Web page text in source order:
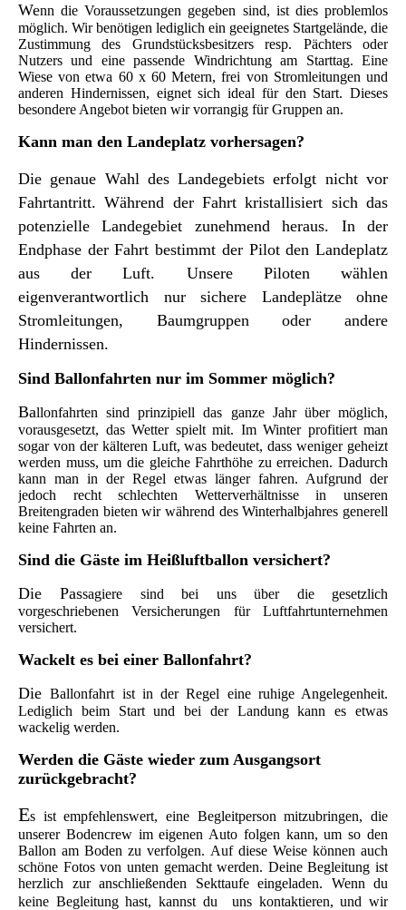
Wenn die Voraussetzungen gegeben sind, ist dies problemlos
möglich. Wir benötigen lediglich ein geeignetes Startgelände, die
Zustimmung des Grundstücksbesitzers resp. Pächters oder
Nutzers und eine passende Windrichtung am Starttag. Eine
Wiese von etwa 60 x 60 Metern, frei von Stromleitungen und
anderen Hindernissen, eignet sich ideal für den Start. Dieses
besondere Angebot bieten wir vorrangig für Gruppen an.
Kann man den Landeplatz vorhersagen?
Die genaue Wahl des Landegebiets erfolgt nicht vor
Fahrtantritt. Während der Fahrt kristallisiert sich das
potenzielle Landegebiet zunehmend heraus. In der
Endphase der Fahrt bestimmt der Pilot den Landeplatz
aus der Luft. Unsere Piloten wählen
eigenverantwortlich nur sichere Landeplätze ohne
Stromleitungen, Baumgruppen oder andere
Hindernissen.
Sind Ballonfahrten nur im Sommer möglich?
Ballonfahrten sind prinzipiell das ganze Jahr über möglich,
vorausgesetzt, das Wetter spielt mit. Im Winter profitiert man
sogar von der kälteren Luft, was bedeutet, dass weniger geheizt
werden muss, um die gleiche Fahrthöhe zu erreichen. Dadurch
kann man in der Regel etwas länger fahren. Aufgrund der
jedoch recht schlechten Wetterverhältnisse in unseren
Breitengraden bieten wir während des Winterhalbjahres generell
keine Fahrten an.
Sind die Gäste im Heißluftballon versichert?
Die Passagiere sind bei uns über die gesetzlich
vorgeschriebenen Versicherungen für Luftfahrtunternehmen
versichert.
Wackelt es bei einer Ballonfahrt?
DieBallonfahrt ist in der Regel eine ruhige Angelegenheit.
Lediglich beim Start und bei der Landung kann es etwas
wackelig werden.
Werden die Gäste wieder zum Ausgangsort
zurückgebracht?
Es ist empfehlenswert, eine Begleitperson mitzubringen, die
unsererBodencrew im eigenen Auto folgen kann, um so den
Ballon am Boden zu verfolgen. Auf diese Weise können auch
schöne Fotos von unten gemacht werden. Deine Begleitung ist
herzlich zur anschließenden Sekttaufe eingeladen. Wenn du
keine Begleitung hast, kannst du
uns kontaktieren, und wir